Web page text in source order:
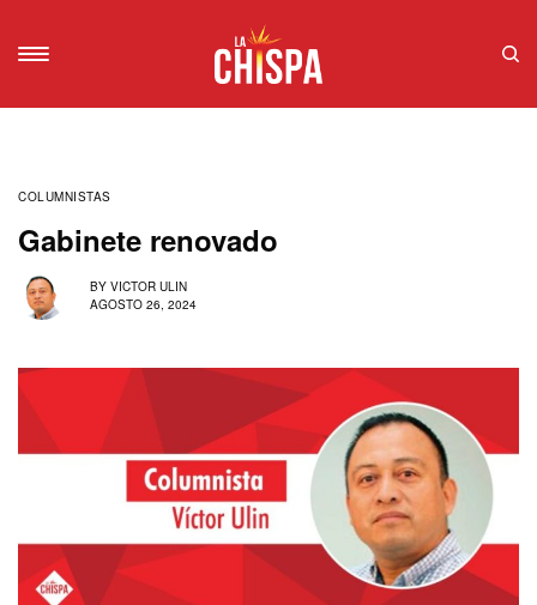
COLUMNISTAS
Gabinete renovado
BY VICTOR ULIN
AGOSTO 26, 2024